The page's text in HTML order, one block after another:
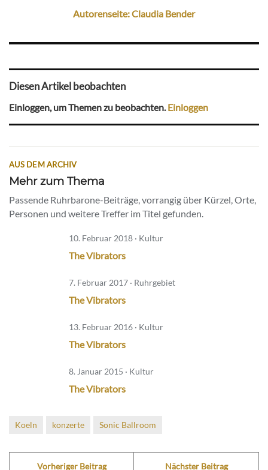
Autorenseite: Claudia Bender
Diesen Artikel beobachten
Einloggen, um Themen zu beobachten.Einloggen
AUS DEM ARCHIV
Mehr zum Thema
Passende Ruhrbarone-Beiträge, vorrangig über Kürzel, Orte,
Personen und weitere Treffer im Titel gefunden.
10. Februar 2018 · Kultur
The Vibrators
7. Februar 2017 · Ruhrgebiet
The Vibrators
13. Februar 2016 · Kultur
The Vibrators
8. Januar 2015 · Kultur
The Vibrators
Koeln konzerte Sonic Ballroom
Vorheriger Beitrag Nächster Beitrag